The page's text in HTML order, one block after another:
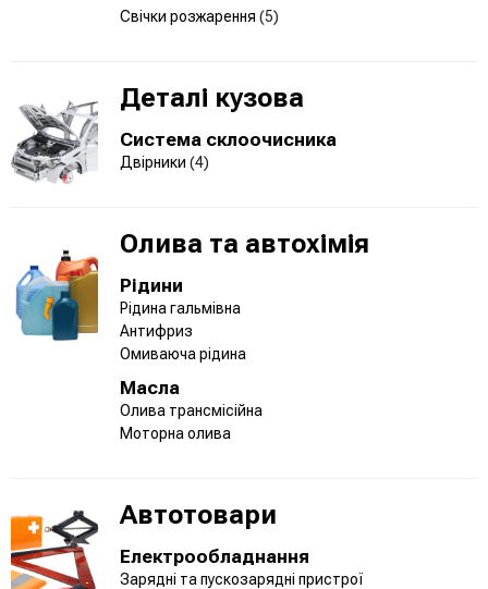
Свічки розжарення (5)
Деталі кузова
Система склоочисника
Двірники (4)
Олива та автохімія
Рідини
Рідина гальмівна
Антифриз
Омиваюча рідина
Масла
Олива трансмісійна
Моторна олива
Автотовари
Електрообладнання
Зарядні та пускозарядні пристрої